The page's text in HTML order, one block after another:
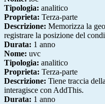
Tipologia: analitico
Proprieta: Terza-parte
Descrizione: Memorizza la
registrare la posizione del
Durata: 1 anno
Nome: uvc
Tipologia: analitico
Proprieta: Terza-parte
Descrizione: Tiene traccia
interagisce con AddThis.
Durata: 1 anno